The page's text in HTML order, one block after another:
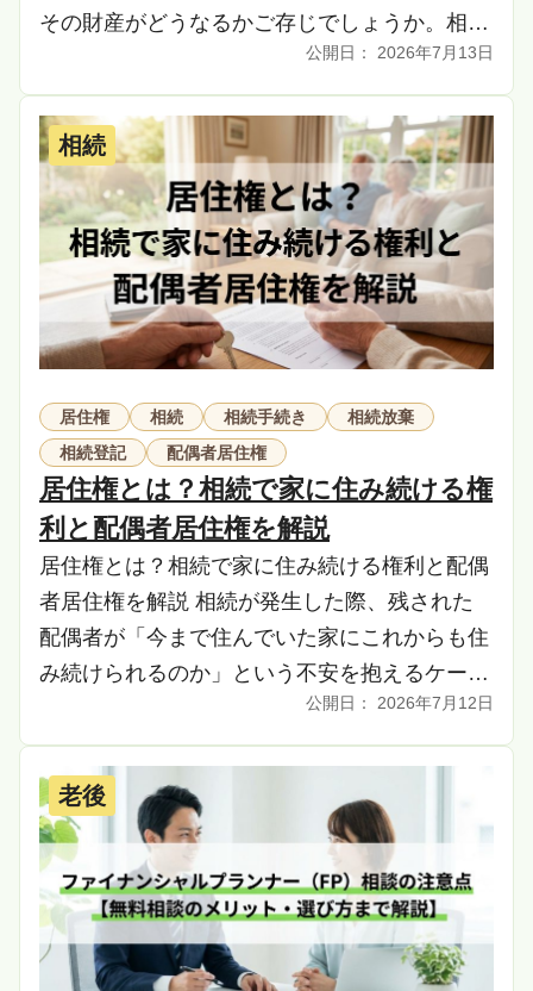
その財産がどうなるかご存じでしょうか。相続
人がいない場合の財産は、所定の手続きを経て
最終的に国 […]
2026年7月13日
相続
居住権 相続 相続手続き
相続放棄
相続登記
配偶者居住権
居住権とは？相続で家に住み続ける権
利と配偶者居住権を解説
居住権とは？相続で家に住み続ける権利と配偶
者居住権を解説 相続が発生した際、残された
配偶者が「今まで住んでいた家にこれからも住
み続けられるのか」という不安を抱えるケース
は少なくありません。この不安に応えるための
権利が「居 […]
2026年7月12日
老後